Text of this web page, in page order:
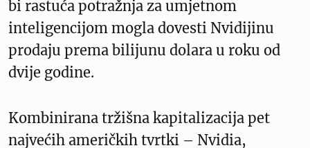
bi rastuća potražnja za umjetnom
inteligencijom mogla dovesti Nvidijinu
prodaju prema bilijunu dolara u roku od
dvije godine.
Kombinirana tržišna kapitalizacija pet
najvećih američkih tvrtki – Nvidia,